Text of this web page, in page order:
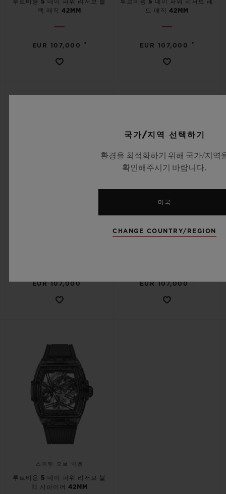
투르비용 5 데이 파워 리저브 블
랙 매직 42MM
EUR 107,000 •
투르비용 5 데이 파워 리저브 레
드 매직 42MM
EUR 107,000 •
EUR 107,000 • EUR 107,000 •
스피릿 오브 빅뱅
투르비용 5 데이 파워 리저브 블
랙 사파이어 42MM
국가/지역 선택하기
환경을 최적화하기 위해 국가/지역
확인해주시기 바랍니다.
미국
CHANGE COUNTRY/REGION